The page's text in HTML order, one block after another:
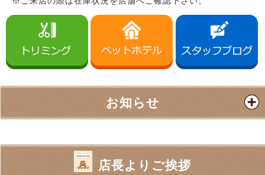
お知らせ
店長よりご挨拶